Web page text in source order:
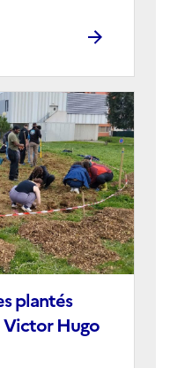
plantés
Victor Hugo